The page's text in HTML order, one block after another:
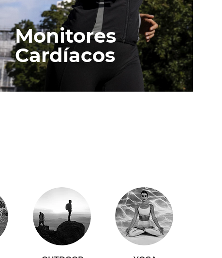
Monitores
Cardíacos